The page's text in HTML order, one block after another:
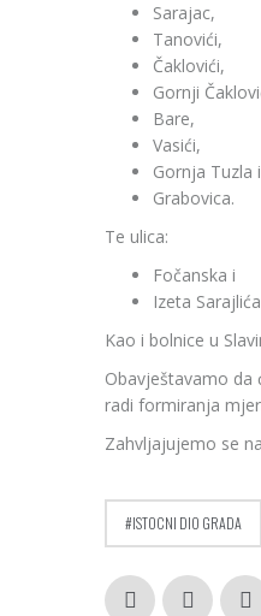
Sarajac,
Tanovići,
Čaklovići,
Gornji
Bare,
Vasići,
Gornja Tuzla i
Grabovica.
Te ulica:
Fočanska i
Izeta Sarajlića
Kao i bolnice u
Obavještavamo da
radi formiranja
Zahvljajujemo se
ISTOCNI DIO GRADA